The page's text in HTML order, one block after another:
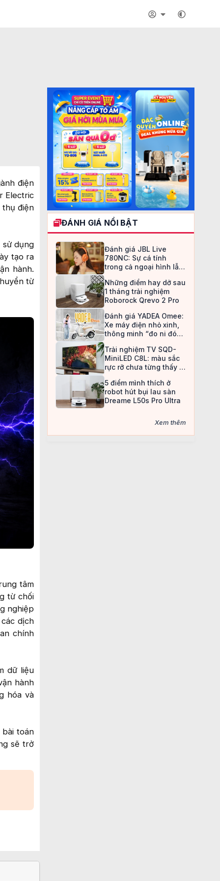
điện
Electric
thụ điện
sử dụng
tạo ra
hành.
từ
tâm
từ chối
nghiệp
dịch
chính
dữ liệu
hành
hóa và
toán
sẽ trở
ĐÁNH GIÁ NỔI BẬT
Đánh giá JBL Live
780NC: Sự cá tính
trong cả ngoại hình lẫn
Những điểm hay dở sau
1 tháng trải nghiệm
Roborock Qrevo 2 Pro
Đánh giá YADEA Omee:
Xe máy điện nhỏ xinh,
thông minh “đo ni đóng
Trải nghiệm TV SQD-
MiniLED C8L: màu sắc
rực rỡ chưa từng thấy ở
5 điểm mình thích ở
robot hút bụi lau sàn
Dreame L50s Pro Ultra
Xem thêm